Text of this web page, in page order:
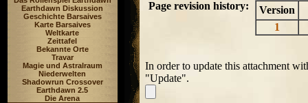
Earthdawn Diskussion
Geschichte Barsaives
Karte Barsaives
Weltkarte
Zeittafel
Bekannte Orte
Travar
Magie und Astralraum
Niederwelten
Shadowrun Crossover
Earthdawn 2.5
Die Arena
Page revision history:
Version
1
In order to update this attachment
"Update".